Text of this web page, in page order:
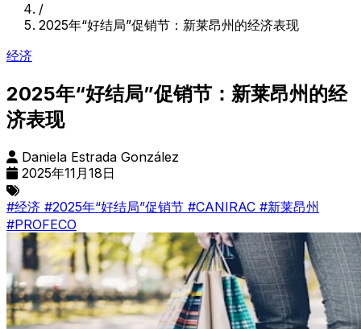
/
2025年“好结局”促销节：新莱昂州的经济表现
经济
2025年“好结局”促销节：新莱昂州的经
济表现
Daniela Estrada González
2025年11月18日
#经济 #2025年“好结局”促销节 #CANIRAC #新莱昂州
#PROFECO